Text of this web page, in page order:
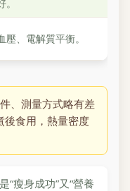
壓、電解質平衡。
、測量方式略有差
後食用，熱量密度
“瘦身成功”又“營養